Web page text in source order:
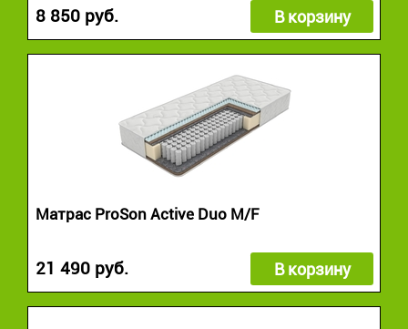
8 850 руб. В корзину
Матрас ProSon Active Duo M/F
21 490 руб. В корзину